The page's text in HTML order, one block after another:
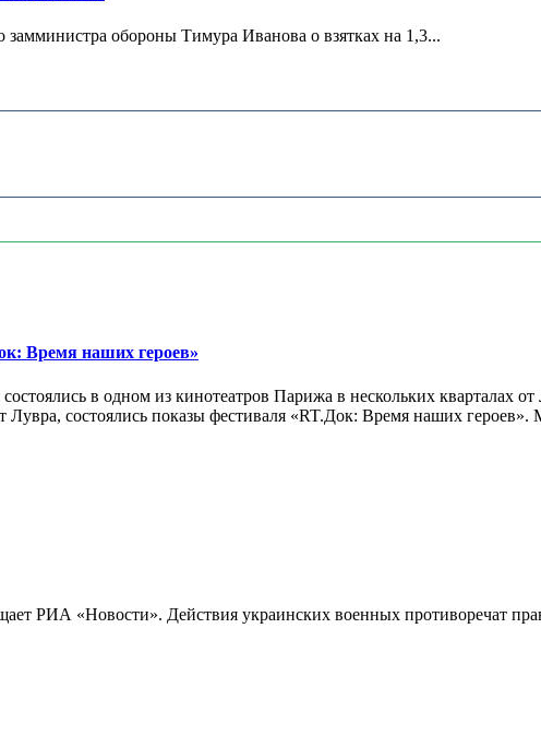
обороны Тимура Иванова о взятках на 1,3...
Время наших героев»
в одном из кинотеатров Парижа в нескольких кварталах
Лувра, состоялись показы фестиваля «RT.Док: Время наших
РИА «Новости». Действия украинских военных противоречат